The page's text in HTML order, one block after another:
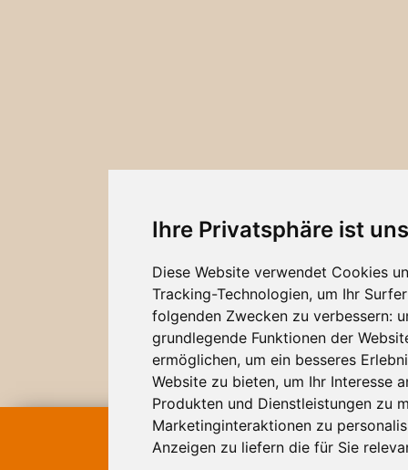
Ihre Privatsphäre ist
Diese Website verwendet Cookies
Tracking-Technologien, um Ihr
folgenden Zwecken zu verbessern:
grundlegende Funktionen der
ermöglichen, um ein besseres
Website zu bieten, um Ihr Interesse
Produkten und Dienstleistungen zu
Marketinginteraktionen zu
Anzeigen zu liefern die für Sie
ONLINEBUCHUNG